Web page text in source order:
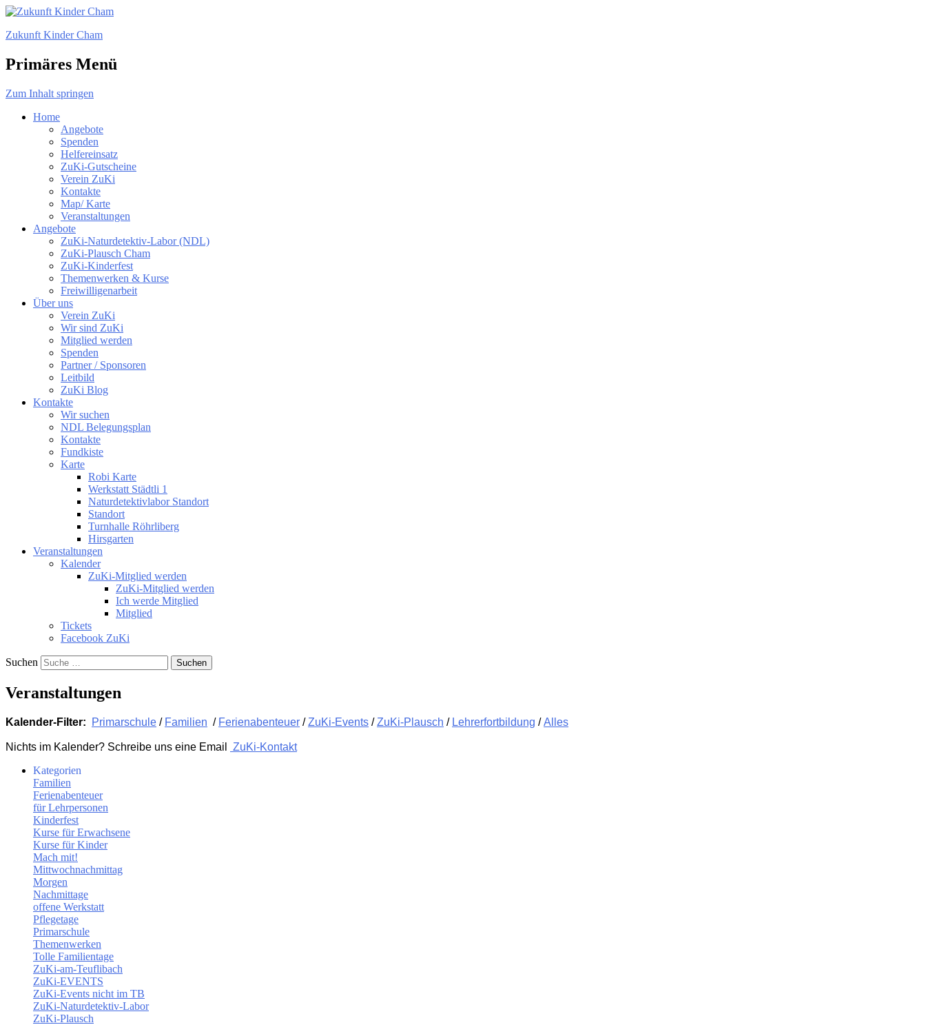
Zukunft Kinder Cham
Primäres Menü
Zum Inhalt springen
Home
Angebote
Spenden
Helfereinsatz
ZuKi-Gutscheine
Verein ZuKi
Kontakte
Map/ Karte
Veranstaltungen
Angebote
ZuKi-Naturdetektiv-Labor (NDL)
ZuKi-Plausch Cham
ZuKi-Kinderfest
Themenwerken & Kurse
Freiwilligenarbeit
Über uns
Verein ZuKi
Wir sind ZuKi
Mitglied werden
Spenden
Partner / Sponsoren
Leitbild
ZuKi Blog
Kontakte
Wir suchen
NDL Belegungsplan
Kontakte
Fundkiste
Karte
Robi Karte
Werkstatt Städtli 1
Naturdetektivlabor Standort
Standort
Turnhalle Röhrliberg
Hirsgarten
Veranstaltungen
Kalender
ZuKi-Mitglied werden
ZuKi-Mitglied werden
Ich werde Mitglied
Mitglied
Tickets
Facebook ZuKi
Suchen
Veranstaltungen
Kalender-Filter: Primarschule / Familien / Ferienabenteuer /ZuKi-Events /ZuKi-Plausch / Lehrerfortbildung /Alles
Nichts im Kalender? Schreibe uns eine Email
ZuKi-Kontakt
Kategorien
Familien
Ferienabenteuer
für Lehrpersonen
Kinderfest
Kurse für Erwachsene
Kurse für Kinder
Mach mit!
Mittwochnachmittag
Morgen
Nachmittage
offene Werkstatt
Pflegetage
Primarschule
Themenwerken
Tolle Familientage
ZuKi-am-Teuflibach
ZuKi-EVENTS
ZuKi-Events nicht im TB
ZuKi-Naturdetektiv-Labor
ZuKi-Plausch